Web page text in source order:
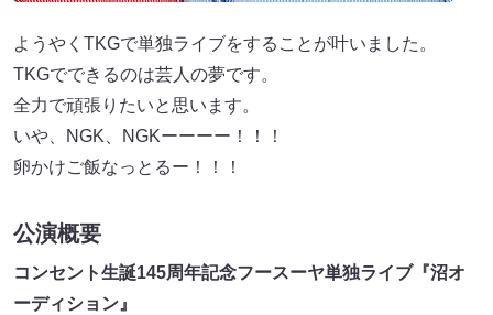
ようやくTKGで単独ライブをすることが叶いました。
TKGでできるのは芸人の夢です。
全力で頑張りたいと思います。
いや、NGK、NGKーーーー！！！
卵かけご飯なっとるー！！！
公演概要
コンセント生誕145周年記念フースーヤ単独ライブ『沼オ
ーディション』